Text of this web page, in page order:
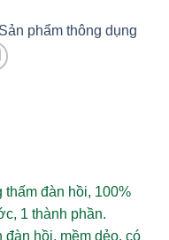
Sản phẩm thông dụng
thấm đàn hồi, 100%
1 thành phần.
đàn hồi, mềm dẻo, có